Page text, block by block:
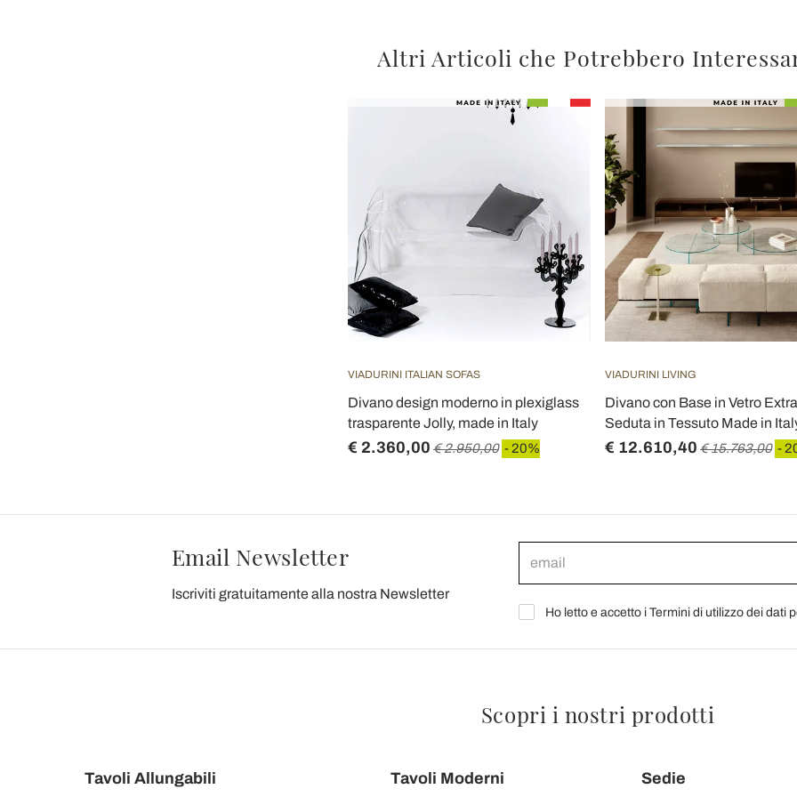
Altri Articoli che Potrebbero
VIADURINI ITALIAN SOFAS
Divano design moderno in plexiglass
trasparente Jolly, made in Italy
€ 2.360,00 € 2.950,00 - 20%
VIADURINI LIVING
Divano con Base in Vetro
Seduta in Tessuto Made in
€ 12.610,40 € 15.763,00 -
Email Newsletter
Iscriviti gratuitamente alla nostra Newsletter
Ho letto e accetto i Termini di utilizzo dei dati
Scopri i nostri prodotti
Tavoli Allungabili Tavoli Moderni Sedie